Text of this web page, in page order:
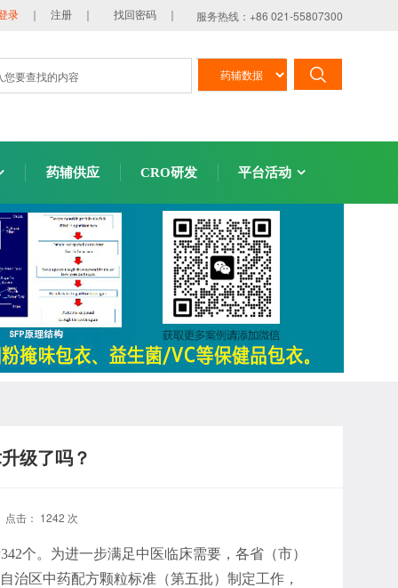
录 ｜ 注册 ｜ 找回密码 ｜ 服务热线：+86 021-55807300
药辅供应 CRO研发 平台活动
级了吗？
击： 1242 次
个。为进一步满足中医临床需要，各省（市）
治区中药配方颗粒标准（第五批）制定工作，